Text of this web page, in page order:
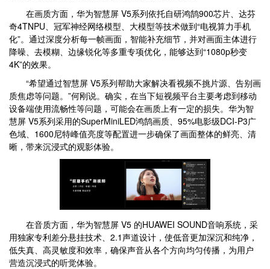
在画质方面，华为智慧屏 V5系列依托自研鸿鹄900芯片、达芬
奇4TNPU、冠军神经网络模型、大模型等技术做到“电视算力手机
化”。通过深度分析每一帧画面，智能补充细节，并对画面主体进行
降噪、去模糊、边缘锐化等多重专项优化，能够达到“1080p秒变
4K”的效果。
“希望通过智慧屏 V5系列帮助大家解决看视频不挑片源、告别画
质焦虑等问题。”何刚说。确实，在当下短视频平台主要考虑到移动
设备端使用流畅性等问题，可能会在画质上有一定的损失。华为智
慧屏 V5系列采用的SuperMiniLED鸿鹄画质、95%电影级DCI-P3广
色域、1600尼特峰值亮度等配置进一步确保了画面整体的鲜亮、清
晰，带来沉浸式的观影体验。
在音质方面，华为智慧屏 V5 的HUAWEI SOUND音响系统，采
用独家专利差分悬挂技术、2.1声道设计，使低音更加深沉和纯净，
低失真、高灵敏度和效率，确保声音从各个方向均匀传播，为用户
营造沉浸式的听觉体验。